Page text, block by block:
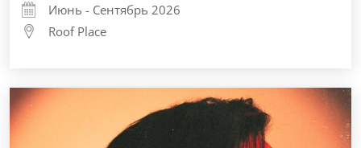
Июнь - Сентябрь 2026
Roof Place